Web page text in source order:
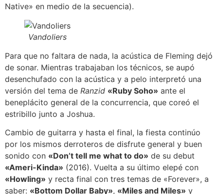
Native» en medio de la secuencia).
Vandoliers
Para que no faltara de nada, la acústica de Fleming dejó
de sonar. Mientras trabajaban los técnicos, se aupó
desenchufado con la acústica y a pelo interpretó una
versión del tema de Ranzid «Ruby Soho» ante el
beneplácito general de la concurrencia, que coreó el
estribillo junto a Joshua.
Cambio de guitarra y hasta el final, la fiesta continúo
por los mismos derroteros de disfrute general y buen
sonido con «Don’t tell me what to do» de su debut
«Ameri-Kinda» (2016). Vuelta a su último elepé con
«Howling» y recta final con tres temas de «Forever», a
saber: «Bottom Dollar Baby», «Miles and Miles» y